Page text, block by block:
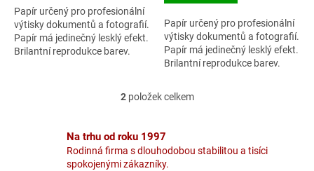
hvězdiček.
Papír určený pro profesionální
výtisky dokumentů a fotografií.
Papír má jedinečný lesklý efekt.
Brilantní reprodukce barev.
Papír určený pro profesionální
výtisky dokumentů a fotografií.
Papír má jedinečný lesklý efekt.
Brilantní reprodukce barev.
O
l
á
d
2položek celkem
Na trhu od roku 1997
Rodinná firma s dlouhodobou stabilitou a tisíci
spokojenými zákazníky.